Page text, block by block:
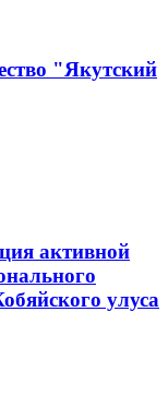
"Якутский
активной
улуса